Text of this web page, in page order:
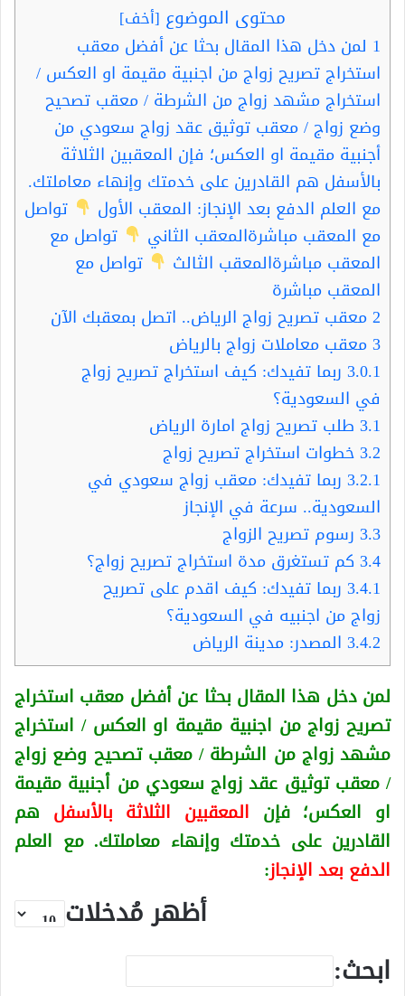
محتوى الموضوع [أخف]
1 لمن دخل هذا المقال بحثا عن أفضل معقب
استخراج تصريح زواج من اجنبية مقيمة او العكس /
استخراج مشهد زواج من الشرطة / معقب تصحيح
وضع زواج / معقب توثيق عقد زواج سعودي من
أجنبية مقيمة او العكس؛ فإن المعقبين الثلاثة
بالأسفل هم القادرين على خدمتك وإنهاء معاملتك.
مع العلم الدفع بعد الإنجاز: المعقب الأول
تواصل
مع المعقب مباشرةالمعقب الثاني
تواصل مع
المعقب مباشرةالمعقب الثالث
تواصل مع
المعقب مباشرة
2معقب تصريح زواج الرياض.. اتصل بمعقبك الآن
3معقب معاملات زواج بالرياض
3.0.1 ربما تفيدك: كيف استخراج تصريح زواج
في السعودية؟
3.1 طلب تصريح زواج امارة الرياض
3.2خطوات استخراج تصريح زواج
3.2.1 ربما تفيدك: معقب زواج سعودي في
السعودية.. سرعة في الإنجاز
3.3 رسوم تصريح الزواج
3.4 كم تستغرق مدة استخراج تصريح زواج؟
3.4.1 ربما تفيدك: كيف اقدم على تصريح
زواج من اجنبيه في السعودية؟
3.4.2 المصدر: مدينة الرياض
لمن دخل هذا المقال بحثا عن أفضل معقب استخراج
تصريح زواج من اجنبية مقيمة او العكس/ استخراج
مشهد زواج من الشرطة / معقب تصحيح وضع زواج
/ معقب توثيق عقد زواج سعودي من أجنبية مقيمة
او العكس؛ فإن المعقبين الثلاثة بالأسفل هم
القادرين على خدمتك وإنهاء معاملتك. مع العلم
الدفع بعد الإنجاز:
أظهر مُدخلات
ابحث: